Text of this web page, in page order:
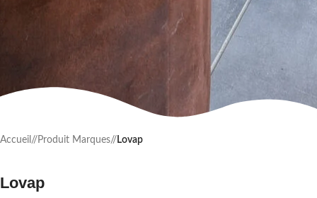
Accueil / Produit Marques/ Lovap
Lovap